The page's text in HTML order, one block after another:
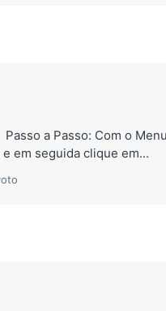
a Passo: Com o
em seguida clique em...